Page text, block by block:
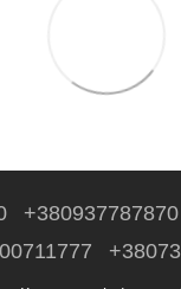
+380937787870